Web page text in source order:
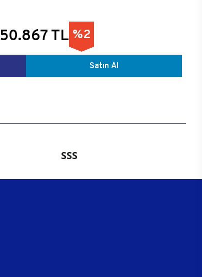
50.867 TL %2
Satın Al
SSS